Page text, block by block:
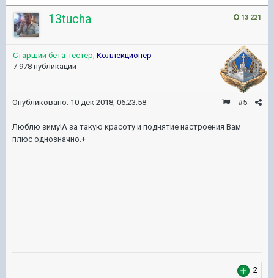
13 221
13tucha
Старший бета-тестер Коллекционер
7 978 публикаций
#5
Опубликовано: 10 дек 2018, 06:23:58
Люблю зиму!А за такую красоту и поднятие настроения Вам
плюс однозначно.+
2